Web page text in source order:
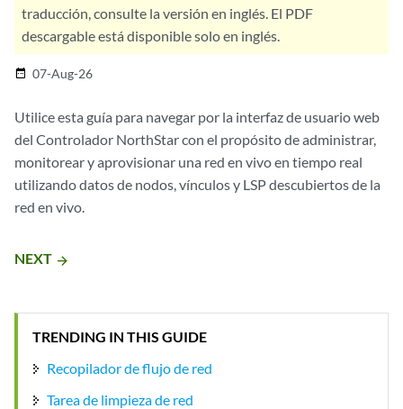
traducción, consulte la versión en inglés. El PDF
descargable está disponible solo en inglés.
date_range 07-Aug-26
Utilice esta guía para navegar por la interfaz de usuario web
del Controlador NorthStar con el propósito de administrar,
monitorear y aprovisionar una red en vivo en tiempo real
utilizando datos de nodos, vínculos y LSP descubiertos de la
red en vivo.
NEXT arrow_forward
TRENDING IN THIS GUIDE
Recopilador de flujo de red
Tarea de limpieza de red